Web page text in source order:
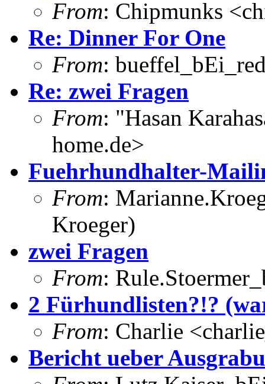
From: Chipmunks
Re: Dinner For One
From:
Re: zwei Fragen
From: "Hasan
home.de>
Fuehrhundhalter-
From:
Kroeger)
zwei Fragen
From:
2 Fürhundlisten?!?
From: Charlie
Bericht ueber